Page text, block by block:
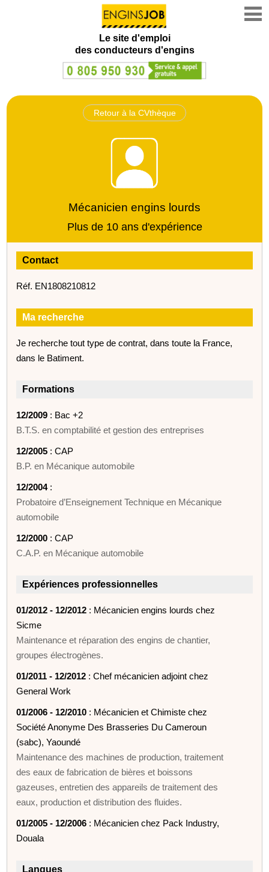
Le site d'emploi
des conducteurs d'engins
Retour à la CVthèque
Mécanicien engins lourds
Plus de 10 ans d'expérience
Contact
Réf. EN1808210812
Ma recherche
Je recherche tout type de contrat, dans toute la France,
dans le Batiment.
Formations
12/2009 : Bac +2
B.T.S. en comptabilité et gestion des entreprises
12/2005 : CAP
B.P. en Mécanique automobile
12/2004:
Probatoire d’Enseignement Technique en Mécanique
automobile
12/2000 : CAP
C.A.P. en Mécanique automobile
Expériences professionnelles
01/2012 - 12/2012 : Mécanicien engins lourds chez
Sicme
Maintenance et réparation des engins de chantier,
groupes électrogènes.
01/2011 - 12/2012 : Chef mécanicien adjoint chez
General Work
01/2006 - 12/2010 : Mécanicien et Chimiste chez
Société Anonyme Des Brasseries Du Cameroun
(sabc), Yaoundé
Maintenance des machines de production, traitement
des eaux de fabrication de bières et boissons
gazeuses, entretien des appareils de traitement des
eaux, production et distribution des fluides.
01/2005 - 12/2006 : Mécanicien chez Pack Industry,
Douala
Langues